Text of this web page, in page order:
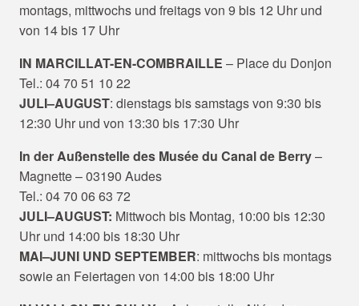
montags, mittwochs und freitags von 9 bis 12 Uhr und
von 14 bis 17 Uhr
IN MARCILLAT-EN-COMBRAILLE – Place du Donjon
Tel.: 04 70 51 10 22
JULI–AUGUST: dienstags bis samstags von 9:30 bis
12:30 Uhr und von 13:30 bis 17:30 Uhr
In der Außenstelle des Musée du Canal de Berry–
Magnette – 03190 Audes
Tel.: 04 70 06 63 72
JULI–AUGUST: Mittwoch bis Montag, 10:00 bis 12:30
Uhr und 14:00 bis 18:30 Uhr
MAI–JUNI UND SEPTEMBER: mittwochs bis montags
sowie an Feiertagen von 14:00 bis 18:00 Uhr